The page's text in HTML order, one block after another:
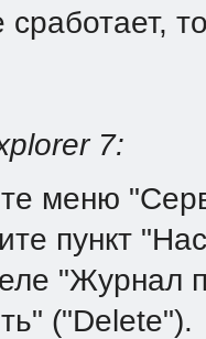
сработает,
7:
меню
пункт
"Журнал
("Delete").